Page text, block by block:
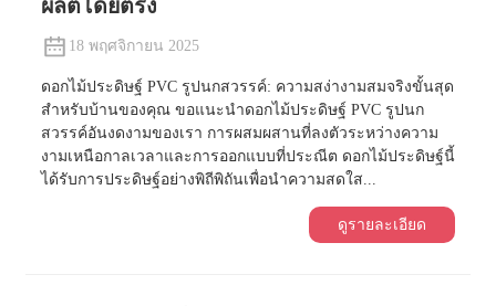
ผลิตโดยตรง
18 พฤศจิกายน 2025
ดอกไม้ประดิษฐ์ PVC รูปนกสวรรค์: ความสง่างามสมจริงขั้นสุด
สำหรับบ้านของคุณ ขอแนะนำดอกไม้ประดิษฐ์ PVC รูปนก
สวรรค์อันงดงามของเรา การผสมผสานที่ลงตัวระหว่างความ
งามเหนือกาลเวลาและการออกแบบที่ประณีต ดอกไม้ประดิษฐ์นี้
ได้รับการประดิษฐ์อย่างพิถีพิถันเพื่อนำความสดใส...
ดูรายละเอียด